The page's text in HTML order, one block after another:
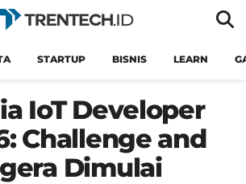
STARTUP BISNIS LEARN
IoT Developer
Challenge and
Dimulai